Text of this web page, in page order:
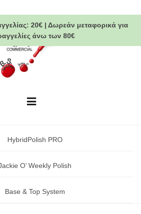
20€ | Δωρεάν μεταφορικά για
άνω των 80€
HybridPolish PRO
O’ Weekly Polish
Base & Top System